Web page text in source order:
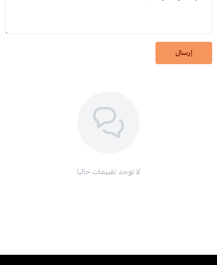
إرسال
لا توجد تقييمات حاليا